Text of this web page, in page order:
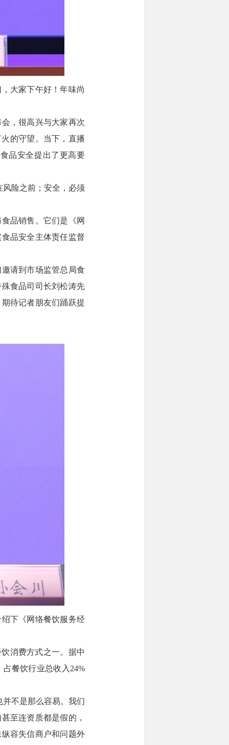
大家下午好！年味尚
，很高兴与大家再次
的守望。当下，直播
品安全提出了更高要
风险之前；安全，必须
品销售。它们是《网
品安全主体责任监督
请到市场监管总局食
食品司司长刘松涛先
待记者朋友们踊跃提
下《网络餐饮服务经
消费方式之一。据中
餐饮行业总收入24%
并不是那么容易。我们
至连资质都是假的，
容失信商户和问题外